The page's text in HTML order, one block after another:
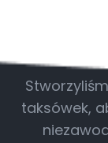
taksówek,